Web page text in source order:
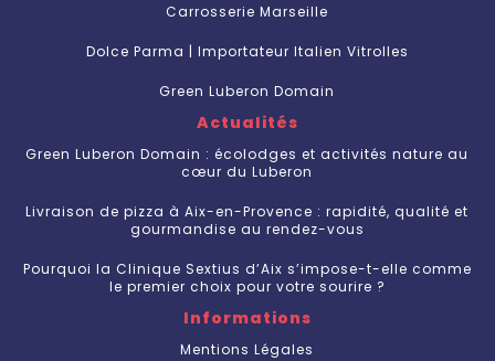
Carrosserie Marseille
Dolce Parma | Importateur Italien Vitrolles
Green Luberon Domain
Actualités
Green Luberon Domain : écolodges et activités nature au
cœur du Luberon
Livraison de pizza à Aix-en-Provence : rapidité, qualité et
gourmandise au rendez-vous
Pourquoi la Clinique Sextius d’Aix s’impose-t-elle comme
le premier choix pour votre sourire ?
Informations
Mentions Légales